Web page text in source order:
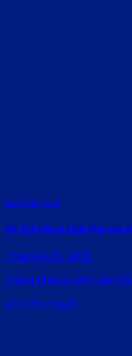
Rate this post
Khi tình yêu và hành trình gặp
Tháng 4 29, 2026
Trong những năm gần
Đã kiểm duyệt